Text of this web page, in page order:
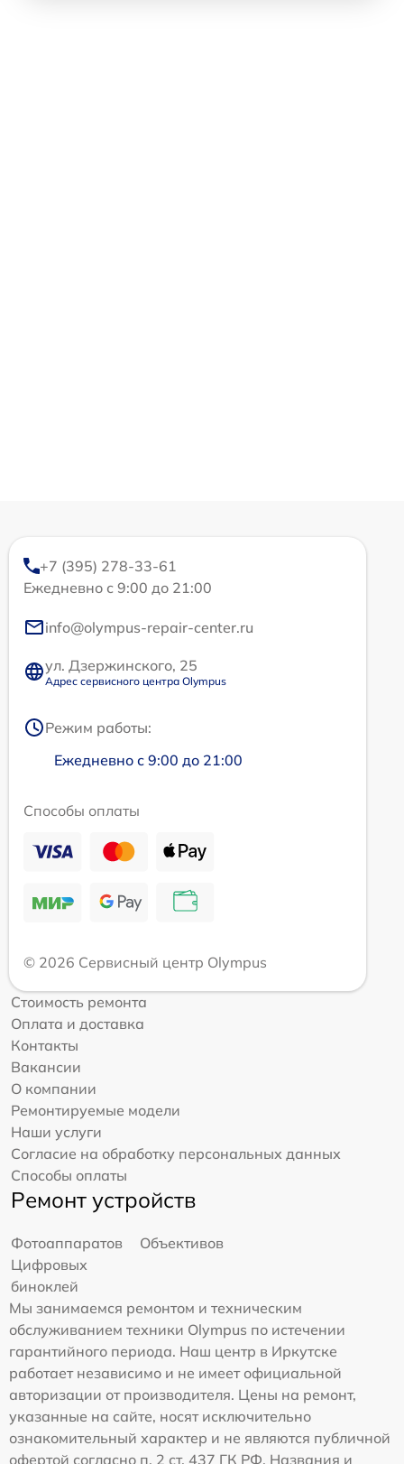
+7 (395) 278-33-61
Ежедневно с 9:00 до 21:00
info@olympus-repair-center.ru
ул. Дзержинского, 25
Адрес сервисного центра Olympus
Режим работы:
Ежедневно с 9:00 до 21:00
Способы оплаты
© 2026 Сервисный центр Olympus
Стоимость ремонта
Оплата и доставка
Контакты
Вакансии
О компании
Ремонтируемые модели
Наши услуги
Согласие на обработку персональных данных
Способы оплаты
Ремонт устройств
Фотоаппаратов
Объективов
Цифровых
биноклей
Мы занимаемся ремонтом и техническим
обслуживанием техники Olympus по истечении
гарантийного периода. Наш центр в Иркутске
работает независимо и не имеет официальной
авторизации от производителя. Цены на ремонт,
указанные на сайте, носят исключительно
ознакомительный характер и не являются публичной
офертой согласно п. 2 ст. 437 ГК РФ. Названия и